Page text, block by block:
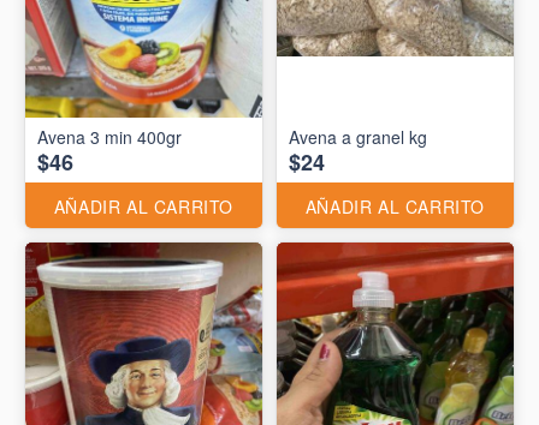
Avena 3 min 400gr
$46
AÑADIR AL CARRITO
Avena a granel kg
$24
AÑADIR AL CARRITO